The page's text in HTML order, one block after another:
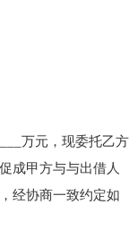
万元，现委托乙方
成甲方与与出借人
经协商一致约定如